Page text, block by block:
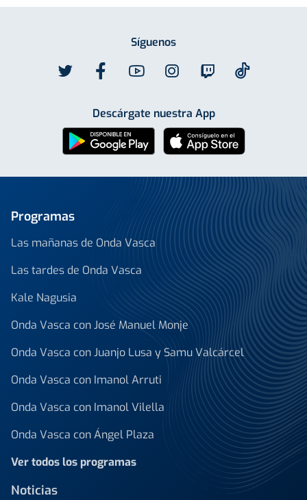
Síguenos
Descárgate nuestra App
Programas
Las mañanas de Onda Vasca
Las tardes de Onda Vasca
Kale Nagusia
Onda Vasca con José Manuel Monje
Onda Vasca con Juanjo Lusa y Samu Valcárcel
Onda Vasca con Imanol Arruti
Onda Vasca con Imanol Vilella
Onda Vasca con Ángel Plaza
Ver todos los programas
Noticias